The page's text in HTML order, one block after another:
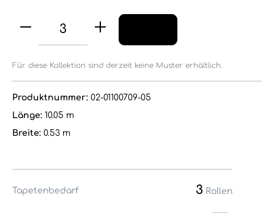
Für diese Kollektion sind derzeit keine Muster erhältlich.
Produktnummer: 02-01100709-05
Länge: 10.05 m
Breite: 0.53 m
Tapetenbedarf 3 Rollen